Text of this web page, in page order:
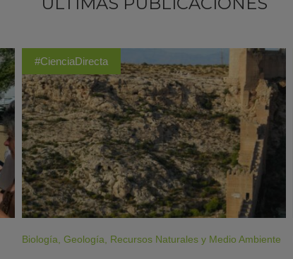
#CienciaDirecta
Biología ,Geología Recursos Naturales y Medio Ambiente